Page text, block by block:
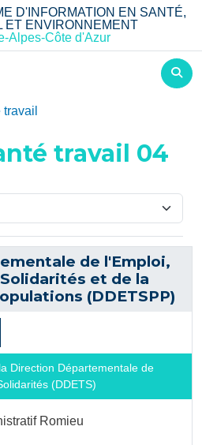
D'INFORMATION EN SANTÉ,
ET ENVIRONNEMENT
Alpes-Côte d'Azur
travail 04
de l'Emploi,
et de la
(DDETSPP)
Direction Départementale de
(DDETS)
Romieu